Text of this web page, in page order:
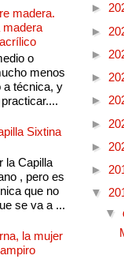
madera.
madera
o
menos
a técnica, y
Sixtina
la Capilla
, pero es
que no
se va a ...
la mujer
►
►
►
►
►
►
►
►
▼
▼